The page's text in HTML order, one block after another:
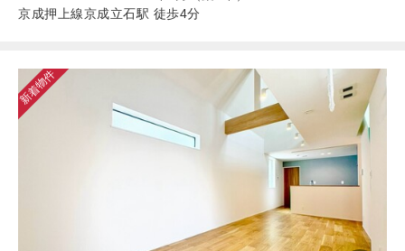
京成押上線京成立石駅 徒歩4分
新着物件